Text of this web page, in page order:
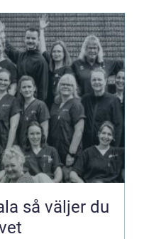
du